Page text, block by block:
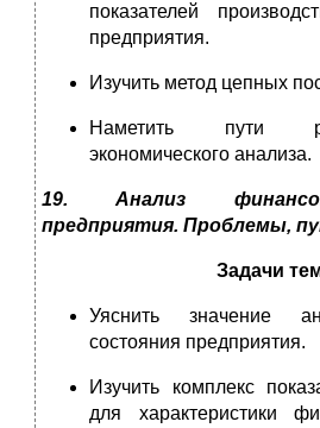
показателей
предприятия.
Изучить метод цепных
Наметить пути
экономического анализа.
19. Анализ
предприятия. Проблемы,
Задачи
Уяснить значение
состояния предприятия.
Изучить комплекс
для характеристики